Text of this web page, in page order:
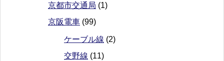
京都市交通局 (1)
京阪電車 (99)
ケーブル線 (2)
交野線 (11)